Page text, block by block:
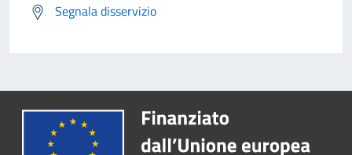
Segnala disservizio